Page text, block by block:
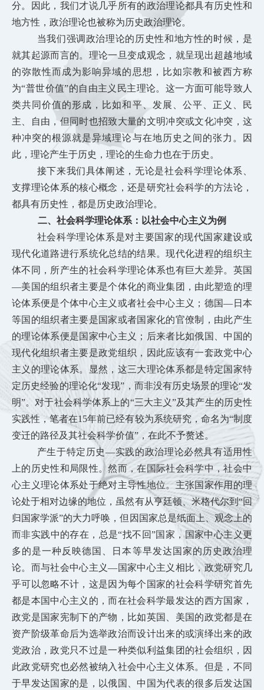
分。因此，我们才说几乎所有的政治理论都具有历史性和
地方性，政治理论也被称为历史政治理论。
当我们强调政治理论的历史性和地方性的时候，是
就其起源而言的。理论一旦变成观念，就呈现出超越地域
的弥散性而成为影响异域的思想，比如宗教和被西方称
为“普世价值”的自由主义民主理论。这一方面可能导致人
类共同价值的形成，比如和平、发展、公平、正义、民
主、自由，但同时也招致大量的文明冲突或文化冲突，这
种冲突的根源就是异域理论与在地历史之间的张力。因
此，理论产生于历史， 理论的生命力也在于历史。
接下来我们具体阐述，无论是社会科学理论体系、
支撑理论体系的核心概念，还是研究社会科学的方法论，
都具有历史性，都是历史政治理论。
二、社会科学理论体系：以社会中心主义为例
社会科学理论体系是对主要国家的现代国家建设或
现代化道路进行系统化总结的结果。现代化进程的组织主
体不同，所产生的社会科学理论体系也有巨大差异。英国
—美国的组织者主要是个体化的商业集团，由此塑造的理
论体系便是个体中心主义或者社会中心主义；德国—日本
等国的组织者主要是国家或者国家化的官僚制，由此产生
的理论体系便是国家中心主义；后来者比如俄国、中国的
现代化组织者主要是政党组织，因此应该有一套政党中心
主义的理论体系。显然，这三大理论体系都是特定国家特
定历史经验的理论化“发现”，而非没有历史场景的理论“发
明”。对于社会科学体系上的“三大主义”及其产生的历史性
实践性，笔者在15年前已经有较为系统研究，命名为“制度
变迁的路径及其社会科学价值”，在此不予赘述。
产生于特定历史—实践的政治理论必然具有适用性
上的历史性和局限性。然而，在国际社会科学中，社会中
心主义理论体系处于绝对主导性地位。主张国家作用的理
论处于相对边缘的地位，虽然有从亨廷顿、米格代尔到“回
归国家学派”的大力呼唤，但因国家总是纸面上、观念上的
而非实践中的存在，总是“找不回”国家，国家中心主义更
多的是一种反映德国、日本等早发达国家的历史政治理
论。而与社会中心主义—国家中心主义相比，政党研究几
乎可以忽略不计，这是因为每个国家的社会科学研究首先
都是本国中心主义的，而在社会科学最发达的西方国家，
政党是国家宪制下的产物，比如英国、美国的政党都是在
资产阶级革命后为选举政治而设计出来的或演绎出来的政
党政治，政党只不过是一种类似利益集团的社会组织，因
此政党研究也必然被纳入社会中心主义体系。但是，不同
于早发达国家的是，以俄国、中国为代表的很多后发达国